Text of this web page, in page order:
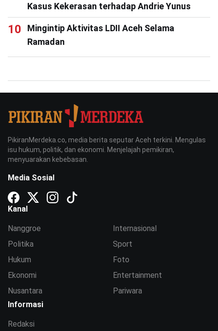
Kasus Kekerasan terhadap Andrie Yunus
Mingintip Aktivitas LDII Aceh Selama
Ramadan
PikiranMerdeka.co, media berita seputar Aceh terkini. Mengulas
isu hukum, politik, dan ekonomi. Menjelajah pemikiran,
menyuarakan kebebasan.
Media Sosial
Kanal
Nanggroe
Politika
Hukum
Ekonomi
Nusantara
Internasional
Sport
Foto
Entertainment
Pariwara
Informasi
Redaksi